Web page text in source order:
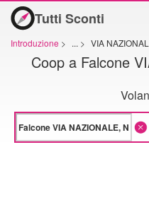
Tutti Sconti
Introduzione > ... > VIA
Coop a Falcone